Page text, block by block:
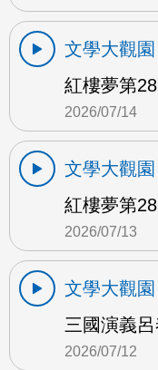
文學大觀園
紅樓夢第
2026/07/14
文學大觀園
紅樓夢第
2026/07/13
文學大觀園
三國演義
2026/07/12